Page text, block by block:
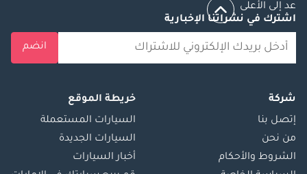
عد إلى الأعلى
اشترك في نشراتنا الإخبارية
انضم
شركة
إتصل بنا
من نحن
الشروط والأحكام
خريطة الموقع
السيارات المستعملة
السيارات الجديدة
أخبار السيارات